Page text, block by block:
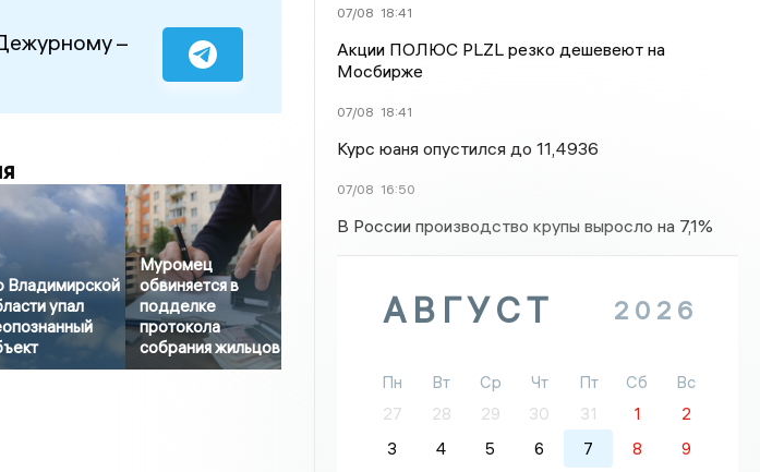
–
Владимирской
упал
Муромец
обвиняется в
подделке
протокола
собрания жильцов
07/08 18:41
Акции ПОЛЮС PLZL резко дешевеют на
Мосбирже
07/08 18:41
Курс юаня опустился до 11,4936
07/08 16:50
В России производство крупы выросло на 7,1%
АВГУСТ 2026
Пн Вт Ср Чт Пт Сб
Вс
27
28 29 30 31 1
2
3
4 5 6 7 8
9